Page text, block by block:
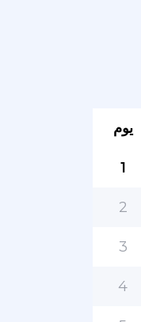
يوم
1
2
3
4